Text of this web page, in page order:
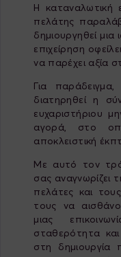
Η καταναλωτική
πελάτης
δημιουργηθεί μια
επιχείρηση
να παρέχει αξία
Για
διατηρηθεί η
ευχαριστήριου
αγορά, στο
αποκλειστική
Με αυτό τον
σας αναγνωρίζει
πελάτες και
τους να
μιας
σταθερότητα
στη